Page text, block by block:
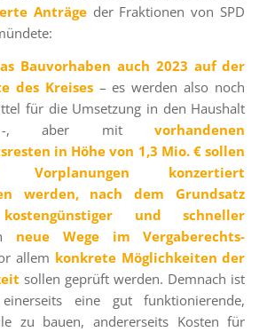
Anträge der Fraktionen von SPD
Bauvorhaben auch 2023 auf der
des Kreises– es werden also noch
für die Umsetzung in den Haushalt
-, aber mitvorhandenen
in Höhe von 1,3 Mio. € sollen
konzertiert
werden, nach dem Grundsatz
und schneller
neue Wege im Vergaberechts-
allem konkrete Möglichkeiten der
sollen geprüft werden. Demnach ist
eine gut funktionierende,
zu bauen, andererseits Kosten für